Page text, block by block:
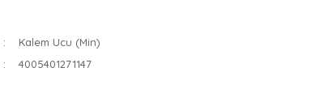
Kalem Ucu (Min)
4005401271147